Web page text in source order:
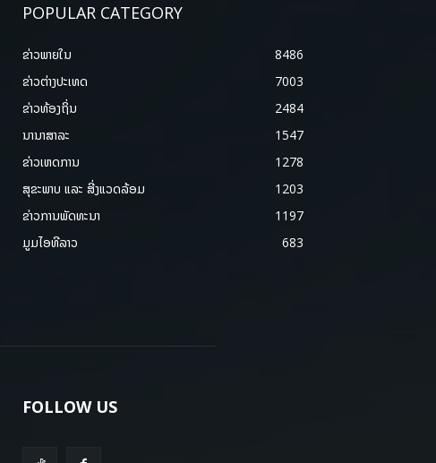
POPULAR CATEGORY
ຂ່າວພາຍ​ໃນ
8486
ຂ່າວຕ່າງປະເທດ
7003
ຂ່າວທ້ອງຖິ່ນ
2484
ນານາສາລະ
1547
ຂ່າວເຫດການ
1278
ສຸຂະພາບ ແລະ ສີ່ງແວດລ້ອມ
1203
ຂ່າວການພັດທະນາ
1197
ມູມໄອທີລາວ
683
FOLLOW US